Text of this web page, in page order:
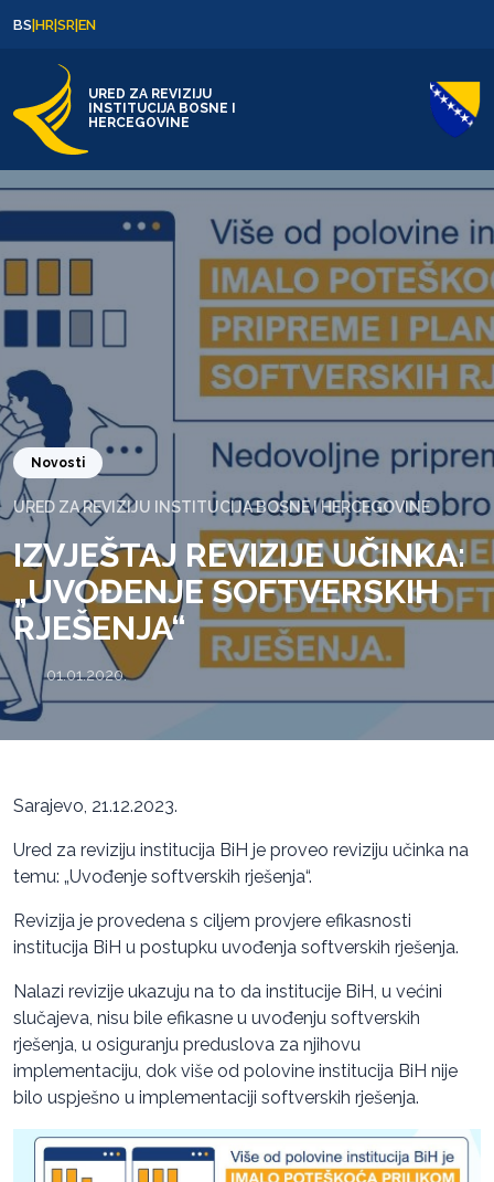
BS|HR|SR|EN
URED ZA REVIZIJU
INSTITUCIJA BOSNE I
HERCEGOVINE
Novosti
URED ZA REVIZIJU INSTITUCIJA BOSNE I HERCEGOVINE
IZVJEŠTAJ REVIZIJE UČINKA:
„UVOĐENJE SOFTVERSKIH
RJEŠENJA“
01.01.2020.
Sarajevo, 21.12.2023.
Ured za reviziju institucija BiH je proveo reviziju učinka na
temu: „Uvođenje softverskih rješenja“.
Revizija je provedena s ciljem provjere efikasnosti
institucija BiH u postupku uvođenja softverskih rješenja.
Nalazi revizije ukazuju na to da institucije BiH, u većini
slučajeva, nisu bile efikasne u uvođenju softverskih
rješenja, u osiguranju preduslova za njihovu
implementaciju, dok više od polovine institucija BiH nije
bilo uspješno u implementaciji softverskih rješenja.